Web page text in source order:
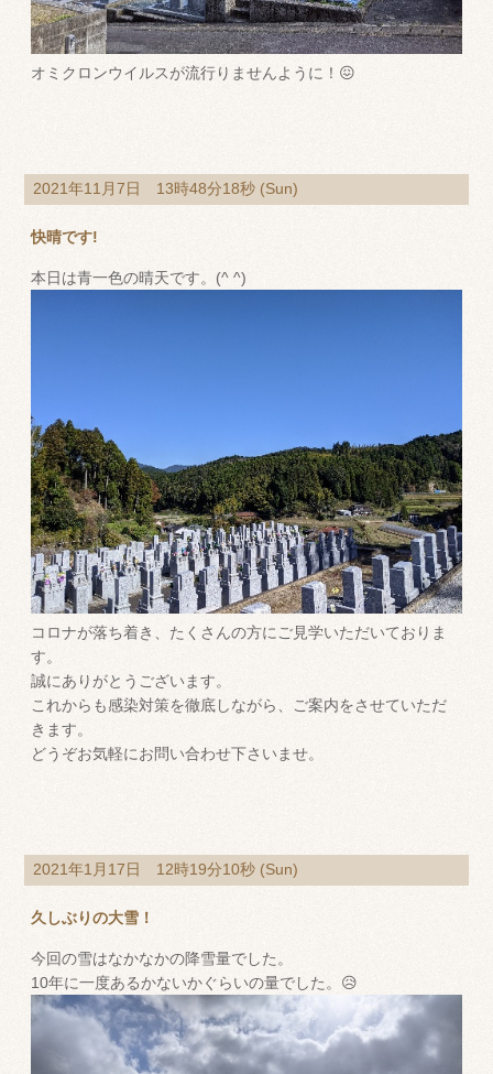
オミクロンウイルスが流行りませんように！😖
2021年11月7日 13時48分18秒 (Sun)
快晴です!
本日は青一色の晴天です。(^ ^)
コロナが落ち着き、たくさんの方にご見学いただいておりま
す。
誠にありがとうございます。
これからも感染対策を徹底しながら、ご案内をさせていただ
きます。
どうぞお気軽にお問い合わせ下さいませ。
2021年1月17日 12時19分10秒 (Sun)
久しぶりの大雪！
今回の雪はなかなかの降雪量でした。
10年に一度あるかないかぐらいの量でした。😥